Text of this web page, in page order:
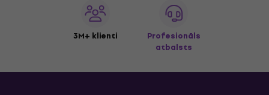
3M+ klienti
Profesionāls
atbalsts